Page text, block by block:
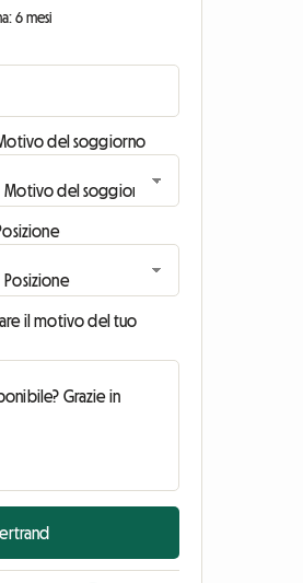
6 mesi
del soggiorno
il motivo del tuo